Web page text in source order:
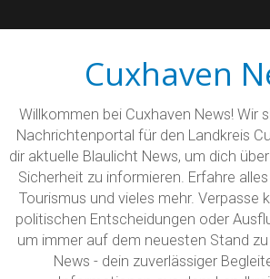
Cuxhaven
Willkommen bei Cuxhaven News! Wir
Nachrichtenportal für den Landkreis
dir aktuelle Blaulicht News, um dich
Sicherheit zu informieren. Erfahre
Tourismus und vieles mehr. Verpasse
politischen Entscheidungen oder
um immer auf dem neuesten Stand
News - dein zuverlässiger